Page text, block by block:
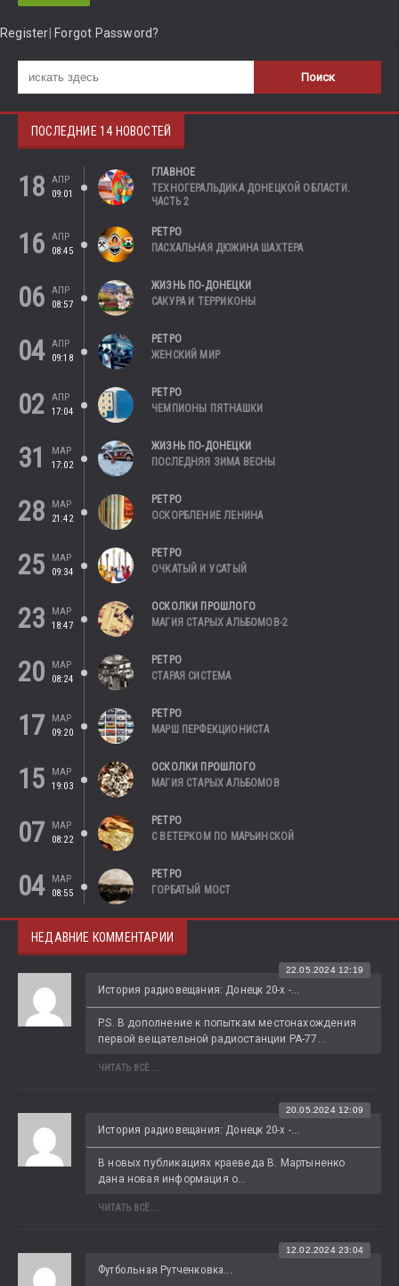
Register Forgot Password?
ПОСЛЕДНИЕ 14 НОВОСТЕЙ
18
АПР
09:01
ГЛАВНОЕ
ТЕХНОГЕРАЛЬДИКА ДОНЕЦКОЙ ОБЛАСТИ.
ЧАСТЬ 2
16
АПР
08:45
РЕТРО
ПАСХАЛЬНАЯ ДЮЖИНА ШАХТЕРА
06
АПР
08:57
ЖИЗНЬ ПО-ДОНЕЦКИ
САКУРА И ТЕРРИКОНЫ
04 АПР
09:18
РЕТРО
ЖЕНСКИЙ МИР
02
АПР
17:04
РЕТРО
ЧЕМПИОНЫ ПЯТНАШКИ
31
МАР
17:02
ЖИЗНЬ ПО-ДОНЕЦКИ
ПОСЛЕДНЯЯ ЗИМА ВЕСНЫ
28
МАР
21:42
РЕТРО
ОСКОРБЛЕНИЕ ЛЕНИНА
25
МАР
09:34
РЕТРО
ОЧКАТЫЙ И УСАТЫЙ
23
МАР
18:47
ОСКОЛКИ ПРОШЛОГО
МАГИЯ СТАРЫХ АЛЬБОМОВ-2
20
МАР
08:24
РЕТРО
СТАРАЯ СИСТЕМА
17
МАР
09:20
РЕТРО
МАРШ ПЕРФЕКЦИОНИСТА
15
МАР
19:03
ОСКОЛКИ ПРОШЛОГО
МАГИЯ СТАРЫХ АЛЬБОМОВ
07
МАР
08:22
РЕТРО
С ВЕТЕРКОМ ПО МАРЬИНСКОЙ
04
МАР
08:55
РЕТРО
ГОРБАТЫЙ МОСТ
НЕДАВНИЕ КОММЕНТАРИИ
История радиовещания: Донецк 20-х -...
22.05.2024 12:19
P.S. В дополнение к попыткам местонахождения
первой вещательной радиостанции РА-77...
ЧИТАТЬ ВСЁ...
История радиовещания: Донецк 20-х -...
20.05.2024 12:09
В новых публикациях краеведа В. Мартыненко
дана новая информация о...
ЧИТАТЬ ВСЁ...
Футбольная Рутченковка...
12.02.2024 23:04